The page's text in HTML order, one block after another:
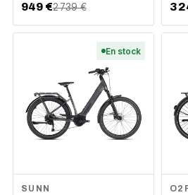
949 €2 739 € 3
En stock
SUNN